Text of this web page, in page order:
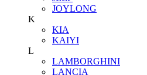
JOYLONG
K
KIA
KAIYI
L
LAMBORGHINI
LANCIA